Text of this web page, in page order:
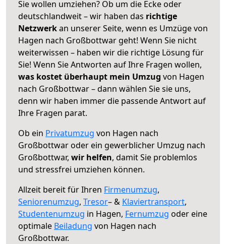
Sie wollen umziehen? Ob um die Ecke oder
deutschlandweit – wir haben das richtige
Netzwerkan unserer Seite, wenn es Umzüge von
Hagen nach Großbottwar geht! Wenn Sie nicht
weiterwissen – haben wir die richtige Lösung für
Sie! Wenn Sie Antworten auf Ihre Fragen wollen,
was kostet überhaupt mein Umzug von Hagen
nach Großbottwar – dann wählen Sie sie uns,
denn wir haben immer die passende Antwort auf
Ihre Fragen parat.
Ob ein Privatumzug von Hagen nach
Großbottwar oder ein gewerblicher Umzug nach
Großbottwar, wir helfen, damit Sie problemlos
und stressfrei umziehen können.
Allzeit bereit für Ihren Firmenumzug,
Seniorenumzug, Tresor– & Klaviertransport,
Studentenumzug in Hagen, Fernumzug oder eine
optimale Beiladung von Hagen nach
Großbottwar.